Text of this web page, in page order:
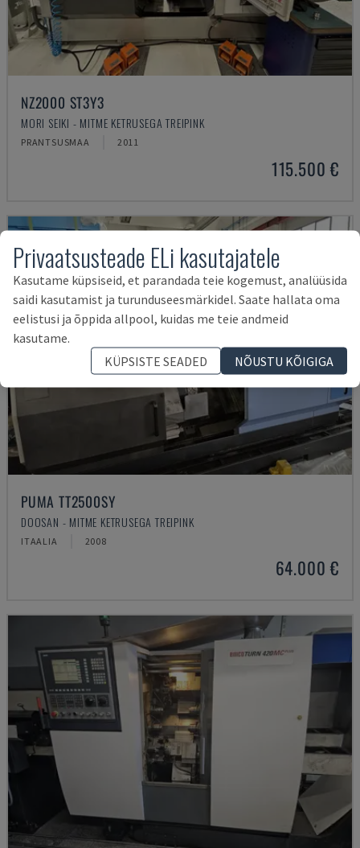
NZ2000 ST3Y3
MORI SEIKI - MITME KETRUSEGA TREIPINK
PRANTSUSMAA 2011
115.500 €
PUMA TT2500SY
DOOSAN - MITME KETRUSEGA TREIPINK
ITAALIA 2008
64.000 €
Privaatsusteade ELi kasutajatele
Kasutame küpsiseid, et parandada teie kogemust, analüüsida
saidi kasutamist ja turunduseesmärkidel. Saate hallata oma
eelistusi ja õppida allpool, kuidas me teie andmeid
kasutame.
KÜPSISTE SEADED
NÕUSTU KÕIGIGA